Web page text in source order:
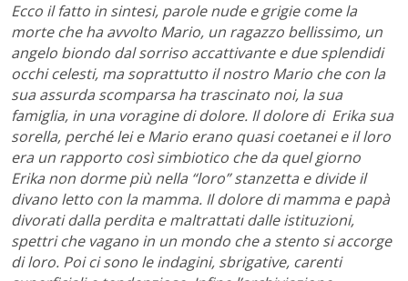
Ecco il fatto in sintesi, parole nude e grigie come la
morte che ha avvolto Mario, un ragazzo bellissimo, un
angelo biondo dal sorriso accattivante e due splendidi
occhi celesti, ma soprattutto il nostro Mario che con la
sua assurda scomparsa ha trascinato noi, la sua
famiglia, in una voragine di dolore. Il dolore di Erika sua
sorella, perché lei e Mario erano quasi coetanei e il loro
era un rapporto così simbiotico che da quel giorno
Erika non dorme più nella “loro” stanzetta e divide il
divano letto con la mamma. Il dolore di mamma e papà
divorati dalla perdita e maltrattati dalle istituzioni,
spettri che vagano in un mondo che a stento si accorge
di loro. Poi ci sono le indagini, sbrigative, carenti